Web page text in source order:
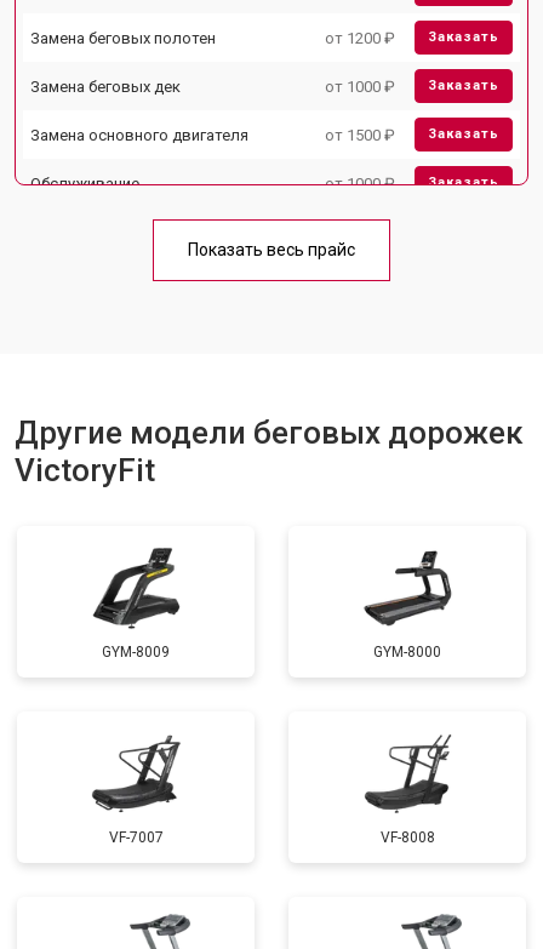
Замена беговых полотен от 1200 ₽ Заказать
Замена беговых дек от 1000 ₽ Заказать
Замена основного двигателя от 1500 ₽ Заказать
Обслуживание от 1000 ₽ Заказать
Замена блока питания от 1000 ₽
Показать весь прайс
Другие модели беговых дорожек
VictoryFit
GYM-8009 GYM-8000
VF-7007 VF-8008